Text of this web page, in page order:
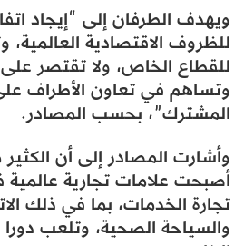
ويهدف الطرفان إلى “إيجاد
للظروف الاقتصادية
للقطاع الخاص، ولا تقتصر
وتساهم في تعاون الأطراف
المشترك”، بحسب المصادر.
وأشارت المصادر إلى أن
أصبحت علامات تجارية
تجارة الخدمات، بما في ذلك
والسياحة الصحية، وتلعب